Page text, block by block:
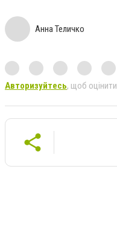
Анна Теличко
Авторизуйтесь, щоб оцінити